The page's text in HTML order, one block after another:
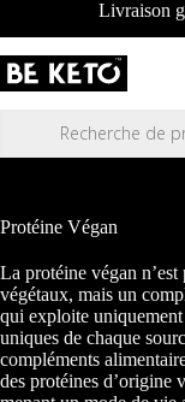
contenu
Livraison
produits
Protéine Végan
La protéine végan n’est
végétaux, mais un
qui exploite
uniques de chaque
compléments
des protéines d’origine